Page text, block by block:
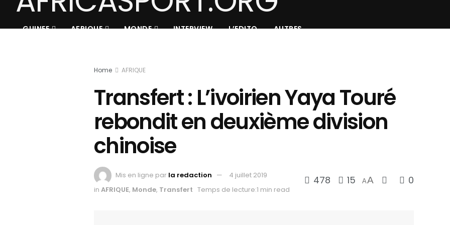
GUINEE AFRIQUE MONDE INTERVIEW L’EDITO AUTRES
Home AFRIQUE
Transfert : L’ivoirien Yaya Touré
rebondit en deuxième division
chinoise
Mis en ligne par la redaction
4 juillet 2019
in AFRIQUE, Monde, Transfert Temps de lecture:1 min read
478 15 AA 0